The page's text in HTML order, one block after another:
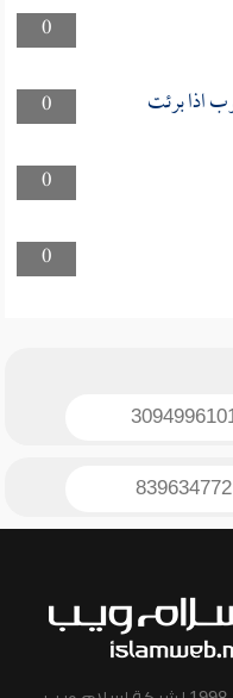
0
0
اذا برئت
0
0
839634772